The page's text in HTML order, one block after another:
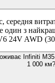
середня
один з
24V AWD
Infiniti
1 000 км?